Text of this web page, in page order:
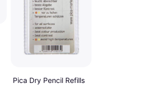
Pica Dry Pencil Refills